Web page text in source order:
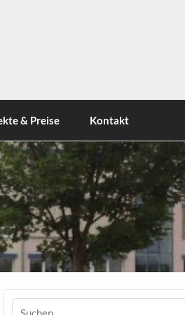
& Preise Kontakt